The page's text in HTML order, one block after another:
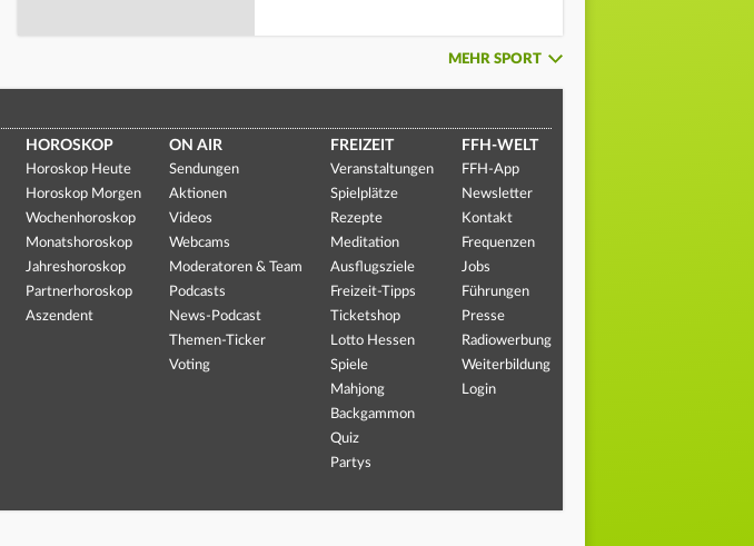
MEHR SPORT
HOROSKOP
Horoskop Heute
Horoskop Morgen
Wochenhoroskop
Monatshoroskop
Jahreshoroskop
Partnerhoroskop
Aszendent
ON AIR
Sendungen
Aktionen
Videos
Webcams
Moderatoren & Team
Podcasts
News-Podcast
Themen-Ticker
Voting
FREIZEIT
Veranstaltungen
Spielplätze
Rezepte
Meditation
Ausflugsziele
Freizeit-Tipps
Ticketshop
Lotto Hessen
Spiele
Mahjong
Backgammon
Quiz
Partys
FFH-WELT
FFH-App
Newsletter
Kontakt
Frequenzen
Jobs
Führungen
Presse
Radiowerbung
Weiterbildung
Login